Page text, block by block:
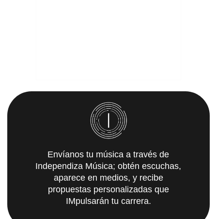
Envíanos tu música a través de
Independiza Música; obtén escuchas,
aparece en medios, y recibe
propuestas personalizadas que
IMpulsarán tu carrera.